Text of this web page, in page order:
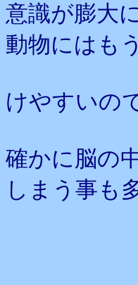
意識が膨大
動物にはも
けやすいの
確かに脳の
しまう事も